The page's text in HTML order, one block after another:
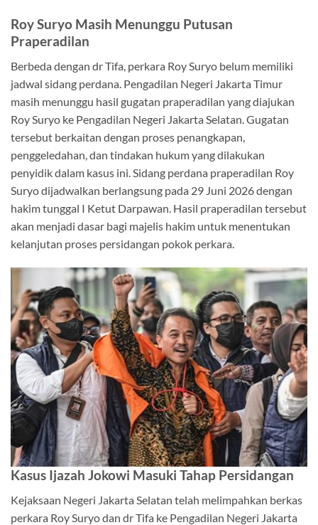
Roy Suryo Masih Menunggu Putusan
Praperadilan
Berbeda dengan dr Tifa, perkara Roy Suryo belum memiliki
jadwal sidang perdana. Pengadilan Negeri Jakarta Timur
masih menunggu hasil gugatan praperadilan yang diajukan
Roy Suryo ke Pengadilan Negeri Jakarta Selatan. Gugatan
tersebut berkaitan dengan proses penangkapan,
penggeledahan, dan tindakan hukum yang dilakukan
penyidik dalam kasus ini. Sidang perdana praperadilan Roy
Suryo dijadwalkan berlangsung pada 29 Juni 2026 dengan
hakim tunggal I Ketut Darpawan. Hasil praperadilan tersebut
akan menjadi dasar bagi majelis hakim untuk menentukan
kelanjutan proses persidangan pokok perkara.
Kasus Ijazah Jokowi Masuki Tahap Persidangan
Kejaksaan Negeri Jakarta Selatan telah melimpahkan berkas
perkara Roy Suryo dan dr Tifa ke Pengadilan Negeri Jakarta